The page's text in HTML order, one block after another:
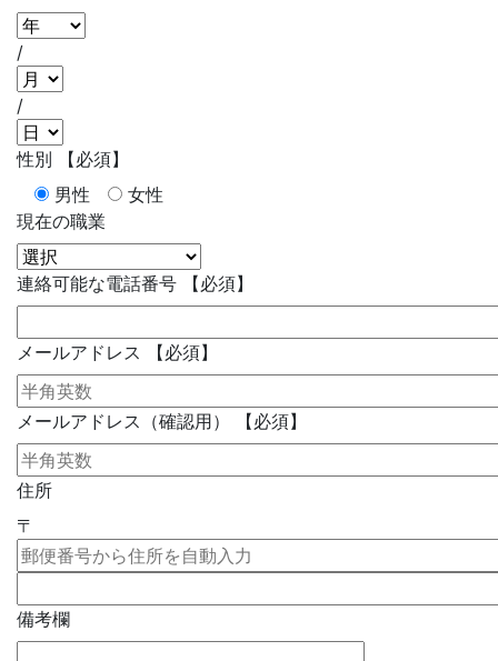
/
/
性別
【必須】
男性
女性
現在の職業
連絡可能な電話番号 【必須】
メールアドレス 【必須】
メールアドレス（確認用） 【必須】
住所
〒
備考欄